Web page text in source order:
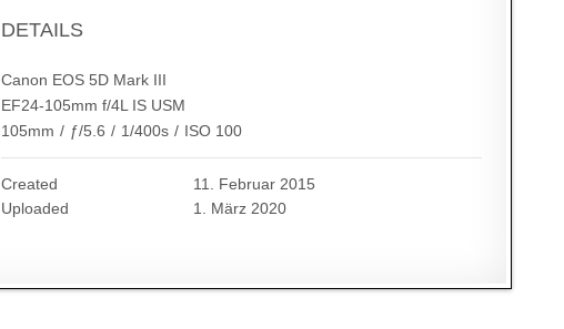
DETAILS
Canon EOS 5D Mark III
EF24-105mm f/4L IS USM
105mm / ƒ/5.6 / 1/400s / ISO 100
Created
11. Februar 2015
Uploaded
1. März 2020